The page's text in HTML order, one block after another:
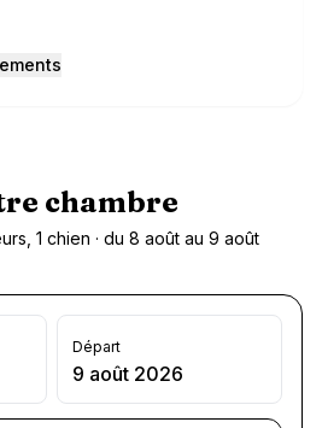
chambre
1 chien · du 8 août au 9 août
Départ
9 août 2026